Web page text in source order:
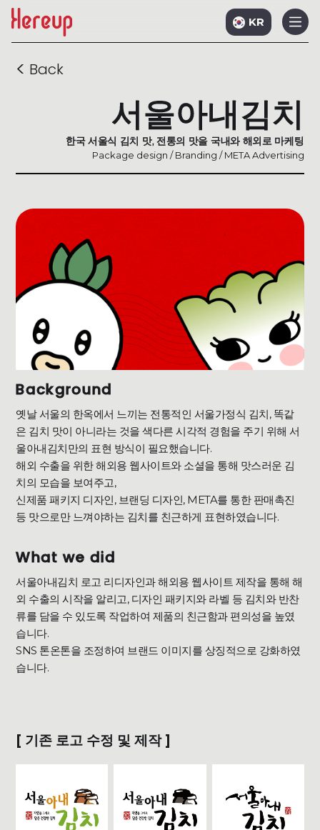
KR
< Back
서울아내김치
한국 서울식 김치 맛, 전통의 맛을 국내와 해외로 마케팅
Package design / Branding / META Advertising
Background
옛날 서울의 한옥에서 느끼는 전통적인 서울가정식 김치, 똑같
은 김치 맛이 아니라는 것을 색다른 시각적 경험을 주기 위해 서
울아내김치만의 표현 방식이 필요했습니다.
해외 수출을 위한 해외용 웹사이트와 소셜을 통해 맛스러운 김
치의 모습을 보여주고,
신제품 패키지 디자인, 브랜딩 디자인, META를 통한 판매촉진
등 맛으로만 느껴야하는 김치를 친근하게 표현하였습니다.
What we did
서울아내김치 로고 리디자인과 해외용 웹사이트 제작을 통해 해
외 수출의 시작을 알리고, 디자인 패키지와 라벨 등 김치와 반찬
류를 담을 수 있도록 작업하여 제품의 친근함과 편의성을 높였
습니다.
SNS 톤온톤을 조정하여 브랜드 이미지를 상징적으로 강화하였
습니다.
[ 기존 로고 수정 및 제작 ]